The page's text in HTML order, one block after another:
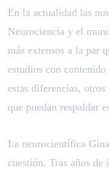
En la actualidad las
Neurociencia y el
más extensos a la par
estudios con
estas diferencias,
que puedan respaldar
La neurocientífica
cuestión. Tras años